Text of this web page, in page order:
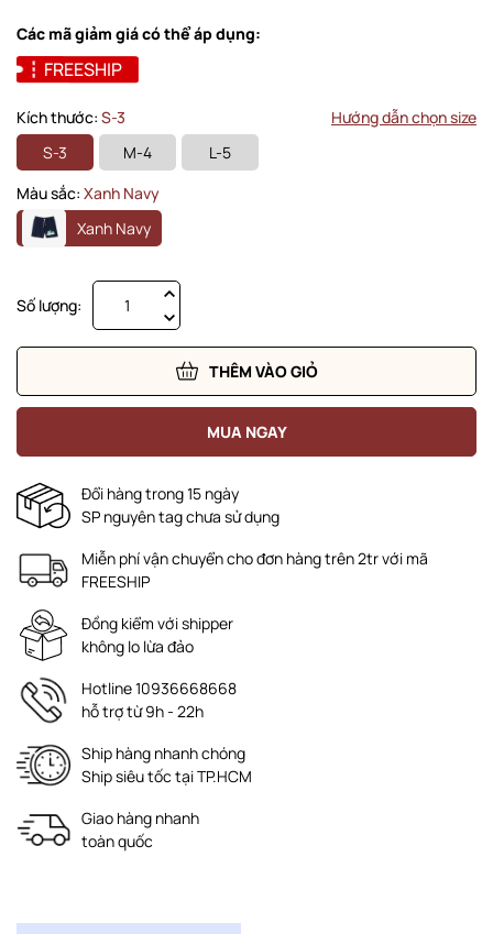
Các mã giảm giá có thể áp dụng:
FREESHIP
Kích thước: S-3
Hướng dẫn chọn size
S-3
M-4
L-5
Màu sắc: Xanh Navy
Xanh Navy
Số lượng:
THÊM VÀO GIỎ
MUA NGAY
Đổi hàng trong 15 ngày
SP nguyên tag chưa sử dụng
Miễn phí vận chuyển cho đơn hàng trên 2tr với mã
FREESHIP
Đồng kiểm với shipper
không lo lừa đảo
Hotline 10936668668
hỗ trợ từ 9h - 22h
Ship hàng nhanh chóng
Ship siêu tốc tại TP.HCM
Giao hàng nhanh
toàn quốc